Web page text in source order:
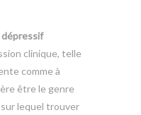
dépressif
clinique, telle
comme à
être le genre
lequel trouver